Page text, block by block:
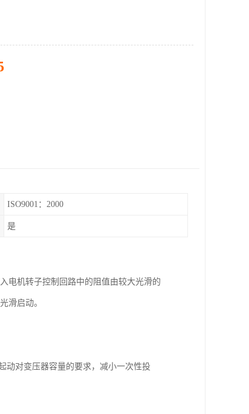
ISO9001：2000
是
电机转子控制回路中的阻值由较大光滑的
滑启动。
动对变压器容量的要求，减小一次性投